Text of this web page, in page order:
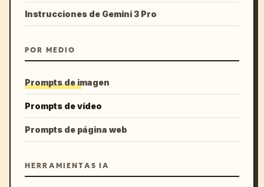
Instrucciones de Gemini 3 Pro
POR MEDIO
Prompts de imagen
Prompts de vídeo
Prompts de página web
HERRAMIENTAS IA